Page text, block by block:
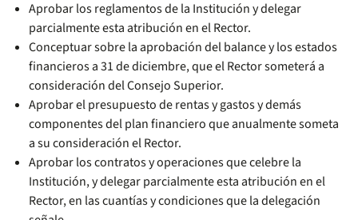
Aprobar los reglamentos de la Institución y delegar
parcialmente esta atribución en el Rector.
Conceptuar sobre la aprobación del balance y los estados
financieros a 31 de diciembre, que el Rector someterá a
consideración del Consejo Superior.
Aprobar el presupuesto de rentas y gastos y demás
componentes del plan financiero que anualmente someta
a su consideración el Rector.
Aprobar los contratos y operaciones que celebre la
Institución, y delegar parcialmente esta atribución en el
Rector, en las cuantías y condiciones que la delegación